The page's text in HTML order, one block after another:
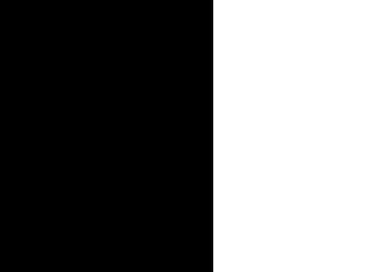
сразу после оплаты отобразится в Личном кабинете и будет